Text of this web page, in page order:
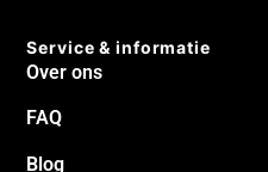
Service & informatie
Over ons
FAQ
Blog